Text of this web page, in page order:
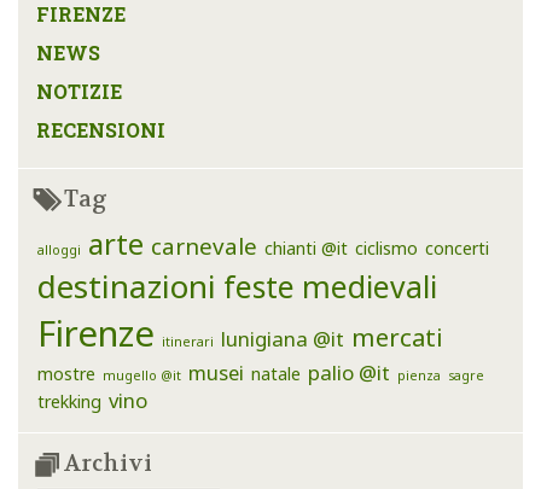
FIRENZE
NEWS
NOTIZIE
RECENSIONI
Tag
alloggi arte carnevale chianti @it ciclismo concerti
destinazioni feste medievali
Firenze itinerari lunigiana @it mercati
mostre mugello @it musei natale palio @it pienza sagre
trekking vino
Archivi